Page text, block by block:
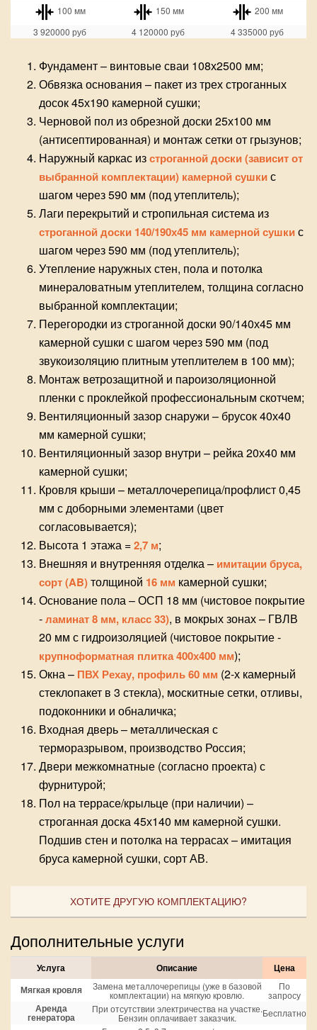
100 мм 150 мм
200 мм
3 920000 руб 4 120000 руб 4 335000 руб
Фундамент – винтовые сваи 108х2500 мм;
Обвязка основания – пакет из трех строганных
досок 45х190 камерной сушки;
Черновой пол из обрезной доски 25х100 мм
(антисептированная) и монтажсетки от грызунов;
Наружный каркас изстроганной доски (зависит от
выбранной комплектации) камерной сушкис
шагом через 590 мм (под утеплитель);
Лаги перекрытий и стропильная система из
строганной доски 140/190х45 мм камерной сушкис
шагом через 590 мм (под утеплитель);
Утепление наружных стен, пола и потолка
минераловатным утеплителем, толщина согласно
выбранной комплектации;
Перегородки из строганной доски 90/140х45 мм
камерной сушки с шагом через 590 мм (под
звукоизоляцию плитным утеплителем в 100 мм);
Монтаж ветрозащитной и пароизоляционной
пленки с проклейкой профессиональным скотчем;
Вентиляционный зазор снаружи – брусок 40х40
мм камерной сушки;
Вентиляционный зазор внутри – рейка 20х40 мм
камерной сушки;
Кровля крыши – металлочерепица/профлист 0,45
мм с доборными элементами (цвет
согласовывается);
Высота 1 этажа =2,7 м;
Внешняя и внутренняя отделка – имитации бруса,
сорт (AB)толщиной 16 мм камерной сушки;
Основание пола – ОСП 18 мм (чистовое покрытие
-ламинат 8 мм, класс 33), в мокрых зонах – ГВЛВ
20 мм с гидроизоляцией (чистовое покрытие -
крупноформатная плитка 400х400 мм);
Окна – ПВХ Рехау, профиль 60 мм (2-х камерный
стеклопакет в 3 стекла), москитные сетки, отливы,
подоконники и обналичка;
Входная дверь – металлическая с
терморазрывом, производство Россия;
Двери межкомнатные (согласно проекта) с
фурнитурой;
Пол на террасе/крыльце (при наличии) –
строганная доска 45х140 мм камерной сушки.
Подшив стен и потолка на террасах – имитация
бруса камерной сушки, сорт АВ.
ХОТИТЕ ДРУГУЮ КОМПЛЕКТАЦИЮ?
Дополнительные услуги
Услуга Описание
Цена
Мягкая кровля
Замена металлочерепицы (уже в базовой
комплектации) на мягкую кровлю.
По
запросу
Аренда
генератора
При отсутствии электричества на участке.
Бензин оплачивает заказчик.
Бесплатно